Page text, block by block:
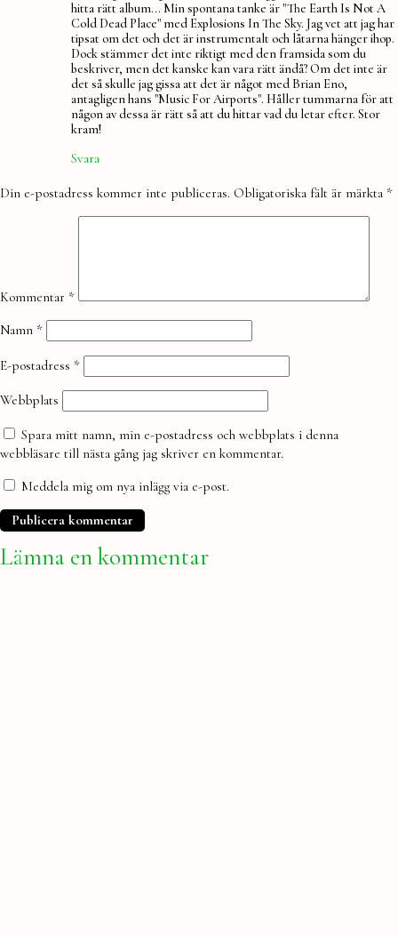
hitta rätt album… Min spontana tanke är "The Earth Is Not A
Cold Dead Place" med Explosions In The Sky. Jag vet att jag har
tipsat om det och det är instrumentalt och låtarna hänger ihop.
Dock stämmer det inte riktigt med den framsida som du
beskriver, men det kanske kan vara rätt ändå? Om det inte är
det så skulle jag gissa att det är något med Brian Eno,
antagligen hans "Music For Airports". Håller tummarna för att
någon av dessa är rätt så att du hittar vad du letar efter. Stor
kram!
Svara
Lämna
Din e-postadress kommer inte publiceras. Obligatoriska fält är märkta *
Kommentar *
Namn *
E-postadress *
Webbplats
Spara mitt namn, min e-postadress och webbplats i denna
webbläsare till nästa gång jag skriver en kommentar.
Meddela mig om nya inlägg via e-post.
Lämna en kommentar